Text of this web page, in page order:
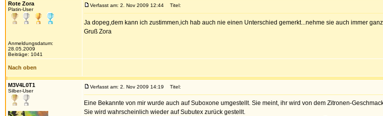
Rote Zora
Platin-User
Anmeldungsdatum:
28.05.2009
Beiträge: 1041
Verfasst am: 2. Nov 2009 12:44 Titel:
Ja dopeg,dem kann ich zustimmen,ich hab auch nie einen Unterschied gemerkt...nehme sie auch immer
Gruß Zora
Nach oben
M3V4L0T1
Silber-User
Verfasst am: 2. Nov 2009 14:19 Titel:
Eine Bekannte von mir wurde auch auf Suboxone umgestellt. Sie meint, ihr wird von dem Zitronen-
Sie wird wahrscheinlich wieder auf Subutex zurück gestellt.